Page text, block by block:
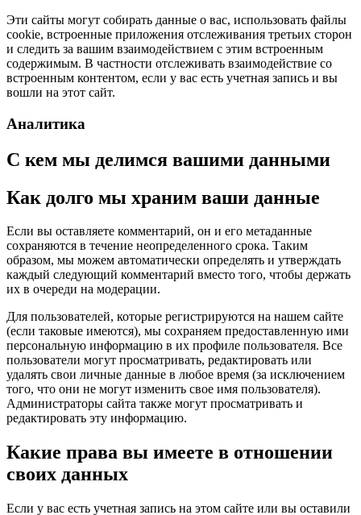
Эти сайты могут собирать данные о вас, использовать файлы
cookie, встроенные приложения отслеживания третьих сторон
и следить за вашим взаимодействием с этим встроенным
содержимым. В частности отслеживать взаимодействие со
встроенным контентом, если у вас есть учетная запись и вы
вошли на этот сайт.
Аналитика
С кем мы делимся вашими данными
Как долго мы храним ваши данные
Если вы оставляете комментарий, он и его метаданные
сохраняются в течение неопределенного срока. Таким
образом, мы можем автоматически определять и утверждать
каждый следующий комментарий вместо того, чтобы держать
их в очереди на модерации.
Для пользователей, которые регистрируются на нашем сайте
(если таковые имеются), мы сохраняем предоставленную ими
персональную информацию в их профиле пользователя. Все
пользователи могут просматривать, редактировать или
удалять свои личные данные в любое время (за исключением
того, что они не могут изменить свое имя пользователя).
Администраторы сайта также могут просматривать и
редактировать эту информацию.
Какие права вы имеете в отношении
своих данных
Если у вас есть учетная запись на этом сайте или вы оставили